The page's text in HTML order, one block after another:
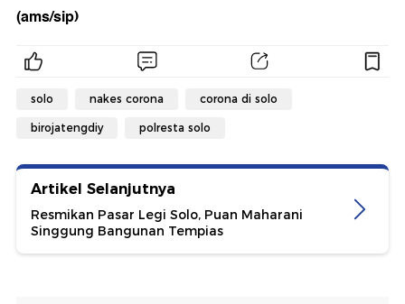
(ams/sip)
solo nakes corona corona di solo
birojatengdiy polresta solo
Artikel Selanjutnya
Resmikan Pasar Legi Solo, Puan Maharani
Singgung Bangunan Tempias